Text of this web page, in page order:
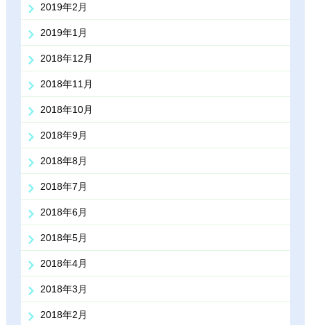
2019年2月
2019年1月
2018年12月
2018年11月
2018年10月
2018年9月
2018年8月
2018年7月
2018年6月
2018年5月
2018年4月
2018年3月
2018年2月